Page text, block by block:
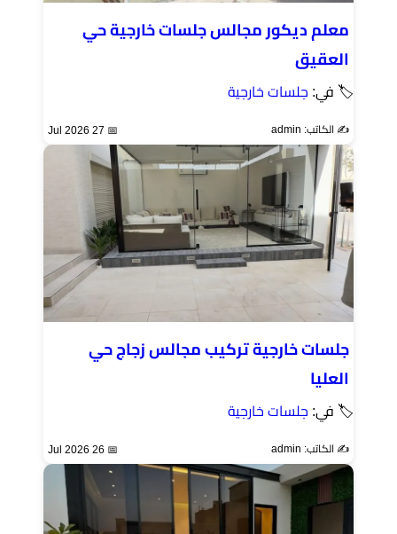
معلم ديكور مجالس جلسات خارجية حي
العقيق
🏷 في: جلسات خارجية
✍️ الكاتب: admin 📅 27 Jul 2026
جلسات خارجية تركيب مجالس زجاج حي
العليا
🏷 في: جلسات خارجية
✍️ الكاتب: admin 📅 26 Jul 2026